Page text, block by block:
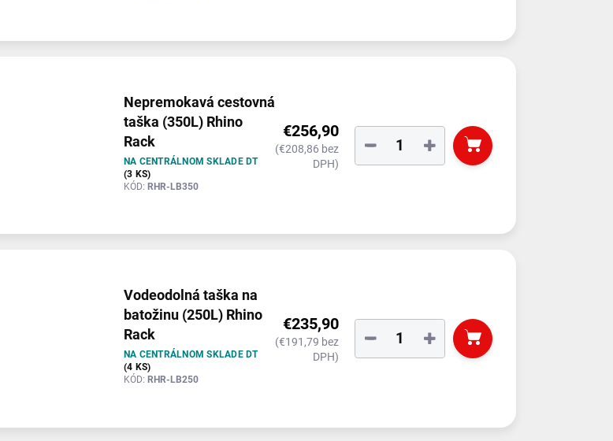
Nepremokavá cestovná
taška (350L) Rhino
Rack
NA CENTRÁLNOM SKLADE DT
(3 KS)
KÓD: RHR-LB350
€256,90
(€208,86 bez
DPH)
+
−
Vodeodolná taška na
batožinu (250L) Rhino
Rack
NA CENTRÁLNOM SKLADE DT
(4 KS)
KÓD: RHR-LB250
€235,90
(€191,79 bez
DPH)
+
−